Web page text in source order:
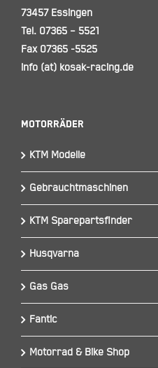
73457 Essingen
Tel. 07365 – 5521
Fax 07365 -5525
info (at) kosak-racing.de
Motorräder
KTM Modelle
Gebrauchtmaschinen
KTM Sparepartsfinder
Husqvarna
Gas Gas
Fantic
Motorrad & Bike Shop